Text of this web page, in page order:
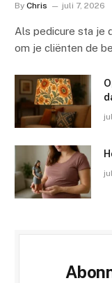
By Chris juli 7, 2026
Als pedicure sta je
om je cliënten de